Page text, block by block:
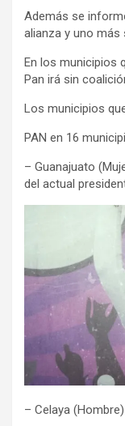
Además se
alianza y uno más
En los municipios
Pan irá sin
Los municipios
PAN en 16
– Guanajuato
del actual
– Celaya